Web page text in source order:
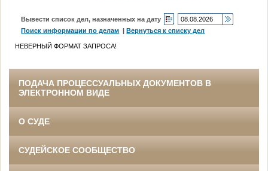
Вывести список дел, назначенных на дату
Поиск информации по делам |Вернуться к списку дел
НЕВЕРНЫЙ ФОРМАТ ЗАПРОСА!
ПОДАЧА ПРОЦЕССУАЛЬНЫХ ДОКУМЕНТОВ В
ЭЛЕКТРОННОМ ВИДЕ
О СУДЕ
СУДЕЙСКОЕ СООБЩЕСТВО